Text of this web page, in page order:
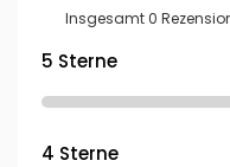
Insgesamt 0
5 Sterne
4 Sterne